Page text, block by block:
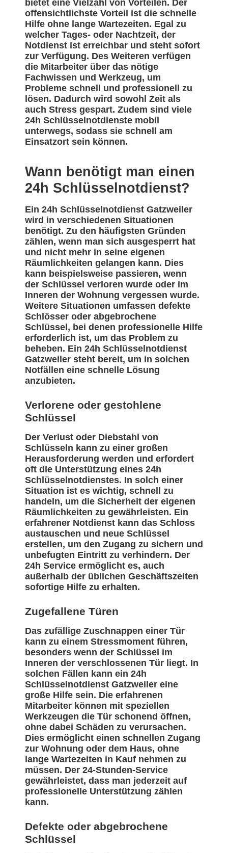
bietet eine Vielzahl von Vorteilen. Der
offensichtlichste Vorteil ist die schnelle
Hilfe ohne lange Wartezeiten. Egal zu
welcher Tages- oder Nachtzeit, der
Notdienst ist erreichbar und steht sofort
zur Verfügung. Des Weiteren verfügen
die Mitarbeiter über das nötige
Fachwissen und Werkzeug, um
Probleme schnell und professionell zu
lösen. Dadurch wird sowohl Zeit als
auch Stress gespart. Zudem sind viele
24h Schlüsselnotdienste mobil
unterwegs, sodass sie schnell am
Einsatzort sein können.
Wann benötigt man einen
24h Schlüsselnotdienst?
Ein 24h Schlüsselnotdienst Gatzweiler
wird in verschiedenen Situationen
benötigt. Zu den häufigsten Gründen
zählen, wenn man sich ausgesperrt hat
und nicht mehr in seine eigenen
Räumlichkeiten gelangen kann. Dies
kann beispielsweise passieren, wenn
der Schlüssel verloren wurde oder im
Inneren der Wohnung vergessen wurde.
Weitere Situationen umfassen defekte
Schlösser oder abgebrochene
Schlüssel, bei denen professionelle Hilfe
erforderlich ist, um das Problem zu
beheben. Ein 24h Schlüsselnotdienst
Gatzweiler steht bereit, um in solchen
Notfällen eine schnelle Lösung
anzubieten.
Verlorene oder gestohlene
Schlüssel
Der Verlust oder Diebstahl von
Schlüsseln kann zu einer großen
Herausforderung werden und erfordert
oft die Unterstützung eines 24h
Schlüsselnotdienstes. In solch einer
Situation ist es wichtig, schnell zu
handeln, um die Sicherheit der eigenen
Räumlichkeiten zu gewährleisten. Ein
erfahrener Notdienst kann das Schloss
austauschen und neue Schlüssel
erstellen, um den Zugang zu sichern und
unbefugten Eintritt zu verhindern. Der
24h Service ermöglicht es, auch
außerhalb der üblichen Geschäftszeiten
sofortige Hilfe zu erhalten.
Zugefallene Türen
Das zufällige Zuschnappen einer Tür
kann zu einem Stressmoment führen,
besonders wenn der Schlüssel im
Inneren der verschlossenen Tür liegt. In
solchen Fällen kann ein 24h
Schlüsselnotdienst Gatzweiler eine
große Hilfe sein. Die erfahrenen
Mitarbeiter können mit speziellen
Werkzeugen die Tür schonend öffnen,
ohne dabei Schäden zu verursachen.
Dies ermöglicht einen schnellen Zugang
zur Wohnung oder dem Haus, ohne
lange Wartezeiten in Kauf nehmen zu
müssen. Der 24-Stunden-Service
gewährleistet, dass man jederzeit auf
professionelle Unterstützung zählen
kann.
Defekte oder abgebrochene
Schlüssel